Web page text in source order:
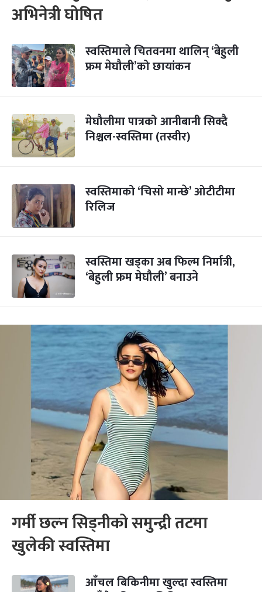
अभिनेत्री घोषित
स्वस्तिमाले चितवनमा थालिन् ‘बेहुली
फ्रम मेघौली’को छायांकन
मेघौलीमा पात्रको आनीबानी सिक्दै
निश्चल-स्वस्तिमा (तस्वीर)
स्वस्तिमाको ‘चिसो मान्छे’ ओटीटीमा
रिलिज
स्वस्तिमा खड्का अब फिल्म निर्मात्री,
‘बेहुली फ्रम मेघौली’ बनाउने
गर्मी छल्न सिड्नीको समुन्द्री तटमा
खुलेकी स्वस्तिमा
आँचल बिकिनीमा खुल्दा स्वस्तिमा